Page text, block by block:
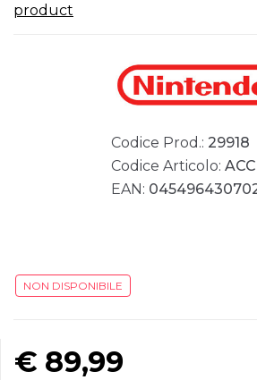
product
Codice Prod.: 29918
Codice Articolo:
EAN:
NON DISPONIBILE
€ 89,99